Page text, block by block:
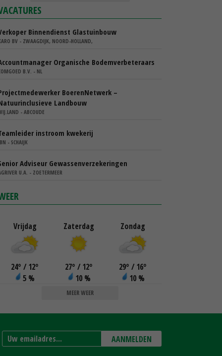
Binnendienst Glastuinbouw
BV - ZWAAGDIJK, NOORD-HOLLAND,
Organische Bodemverbeteraars
B.V. - NL
BoerenNetwerk –
Landbouw
- ABCOUDE
instroom kwekerij
- SCHAIJK
Adviseur Gewassenverzekeringen
U.A. - ZOETERMEER
Vrijdag
24° / 12°
5 %
Zaterdag
27° / 12°
10 %
Zondag
29° / 16°
10 %
MEER WEER
AANMELDEN